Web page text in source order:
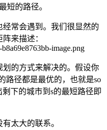
短的路径。
常会遇到。我们很显然的
来描述：
的方式来解决的。假设你
路径都是最优的，也就是so
剩下的城市到s的最短路径即
太大的联系。